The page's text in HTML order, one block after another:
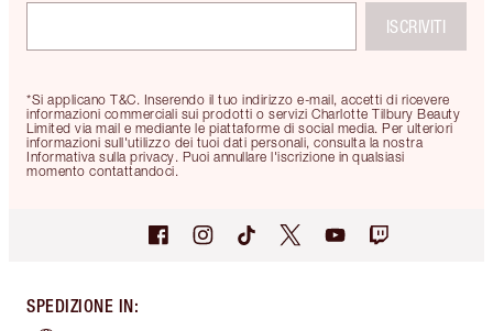
*Si applicano T&C. Inserendo il tuo indirizzo e-mail, accetti di ricevere
informazioni commerciali sui prodotti o servizi Charlotte Tilbury Beauty
Limited via mail e mediante le piattaforme di social media. Per ulteriori
informazioni sull'utilizzo dei tuoi dati personali, consulta la nostra
Informativa sulla privacy. Puoi annullare l'iscrizione in qualsiasi
momento contattandoci.
ISCRIVITI
SPEDIZIONE IN :